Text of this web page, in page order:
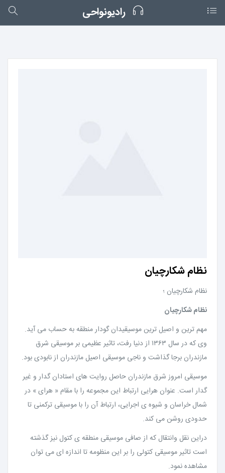
رادیونواحی
نظام شکارچیان
نظام شکارچیان ؛
نظام شکارچیان
مهم ترین و اصیل ترین موسیقیدان گودار منطقه به حساب می آید.
وی که در سال ۱۳۶۳ از دنیا رفت، تاثیر عظیمی بر موسیقی شرق
مازندران برجا گذاشت و ناجی موسیقی اصیل مازندران از نابودی بود.
موسیقی امروز شرق مازندران حاصل روایت های استادان گدار و غیر
گدار است. عنوان هرایی ارتباط این مجموعه را با مقام « هرای » در
شمال خراسان و شیوه ی اجرایی، ارتباط آن را با موسیقی ترکمنی تا
حدودی روشن می کند.
دراین نقل وانتقال که از صافی موسیقی منطقه ی کتول نیز گذشته
است تاثیر موسیقی کتولی را بر این منظومه تا اندازه ای می توان
مشاهده نمود.